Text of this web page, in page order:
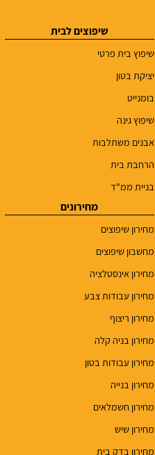
שיפוצים לבית
שיפוץ בית פרטי
יציקת בטון
בומנייט
שיפוץ גינה
אבנים משתלבות
הרחבת בית
בניית ממ"ד
מחירונים
מחירון שיפוצים
מחשבון שיפוצים
מחירון אינסטלציה
מחירון עבודות צבע
מחירון ריצוף
מחירון בניה קלה
מחירון עבודות בטון
מחירון בנייה
מחירון חשמלאים
מחירון שיש
מחירון בדק בית